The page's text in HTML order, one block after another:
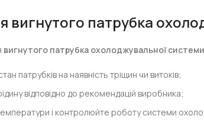
вигнутого патрубка
вигнутого патрубка охолоджувальної системи
патрубків на наявність тріщин чи витоків;
відповідно до рекомендацій виробника;
і контролюйте роботу системи